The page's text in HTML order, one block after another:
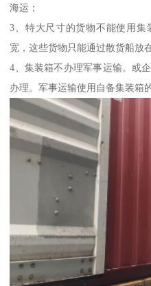
海运；
3、特大尺寸的货物不能使用集
宽，这些货物只能通过散货船放
4、集装箱不办理军事运输。或
办理。军事运输使用自备集装箱